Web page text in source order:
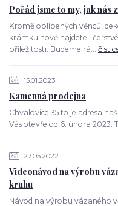
Pořád jsme to my, jak nás
Kromě oblíbených věnců,
krámku nově najdete i
příležitosti. Budeme rá... číst
15.01.2023
Kamenná prodejna
Chvalovice 35 to je adresa
Vás otevře od 6. února 2023.
27.05.2022
Videonávod na výrobu
kruhu
Návod na výrobu vázaného